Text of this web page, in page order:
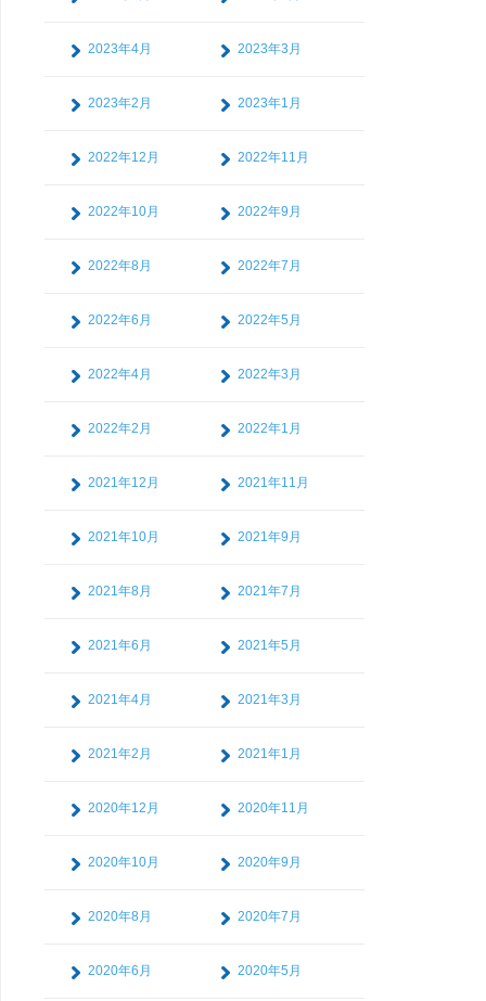
2023年4月 2023年3月
2023年2月 2023年1月
2022年12月 2022年11月
2022年10月 2022年9月
2022年8月 2022年7月
2022年6月 2022年5月
2022年4月 2022年3月
2022年2月 2022年1月
2021年12月 2021年11月
2021年10月 2021年9月
2021年8月 2021年7月
2021年6月 2021年5月
2021年4月 2021年3月
2021年2月 2021年1月
2020年12月 2020年11月
2020年10月 2020年9月
2020年8月 2020年7月
2020年6月 2020年5月